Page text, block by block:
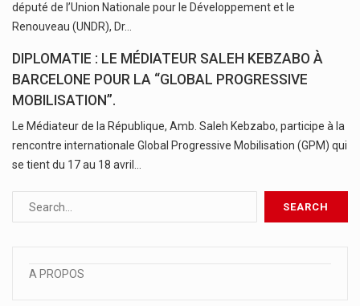
député de l’Union Nationale pour le Développement et le
Renouveau (UNDR), Dr…
DIPLOMATIE : LE MÉDIATEUR SALEH KEBZABO À
BARCELONE POUR LA “GLOBAL PROGRESSIVE
MOBILISATION”.
Le Médiateur de la République, Amb. Saleh Kebzabo, participe à la
rencontre internationale Global Progressive Mobilisation (GPM) qui
se tient du 17 au 18 avril…
A PROPOS